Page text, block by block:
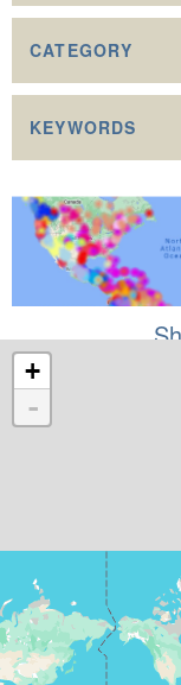
CATEGORY
KEYWORDS
+
-